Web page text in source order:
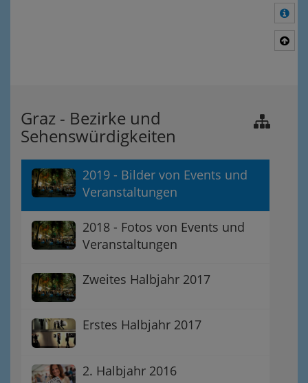
Graz - Bezirke und
Sehenswürdigkeiten
2019 - Bilder von Events und
Veranstaltungen
2018 - Fotos von Events und
Veranstaltungen
Zweites Halbjahr 2017
Erstes Halbjahr 2017
2. Halbjahr 2016